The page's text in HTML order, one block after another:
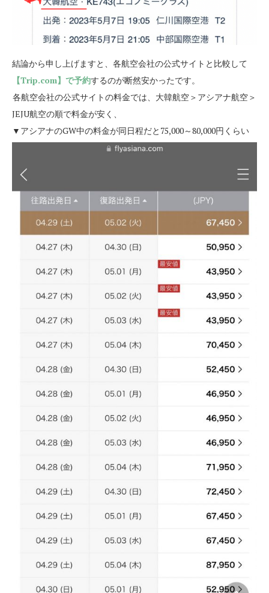
結論から申し上げますと、各航空会社の公式サイトと比較して
【Trip.com】で予約するのが断然安かったです。
各航空会社の公式サイトの料金では、大韓航空＞アシアナ航空＞
JEJU航空の順で料金が安く、
▼アシアナのGW中の料金が同日程だと75,000～80,000円くらい